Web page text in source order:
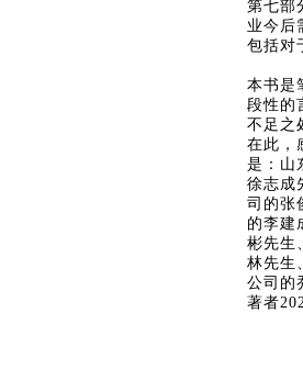
第七部
业今后
包括对
本书是
段性的
不足之
在此，
是：山
徐志成
司的张
的李建
彬先生
林先生
公司的
著者